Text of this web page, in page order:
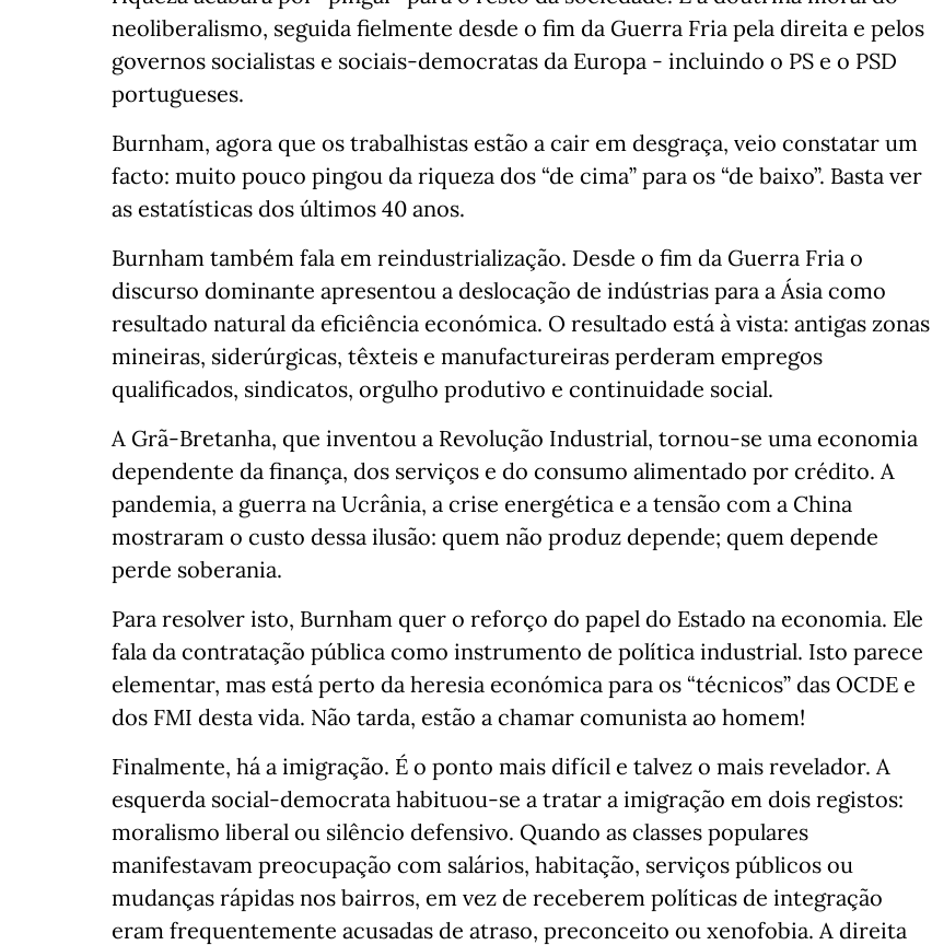
neoliberalismo, seguida fielmente desde o fim da Guerra Fria pela direita e pelos
governos socialistas e sociais-democratas da Europa - incluindo o PS e o PSD
portugueses.
Burnham, agora que os trabalhistas estão a cair em desgraça, veio constatar um
facto: muito pouco pingou da riqueza dos “de cima” para os “de baixo”. Basta ver
as estatísticas dos últimos 40 anos.
Burnham também fala em reindustrialização. Desde o fim da Guerra Fria o
discurso dominante apresentou a deslocação de indústrias para a Ásia como
resultado natural da eficiência económica. O resultado está à vista: antigas zonas
mineiras, siderúrgicas, têxteis e manufactureiras perderam empregos
qualificados, sindicatos, orgulho produtivo e continuidade social.
A Grã-Bretanha, que inventou a Revolução Industrial, tornou-se uma economia
dependente da finança, dos serviços e do consumo alimentado por crédito. A
pandemia, a guerra na Ucrânia, a crise energética e a tensão com a China
mostraram o custo dessa ilusão: quem não produz depende; quem depende
perde soberania.
Para resolver isto, Burnham quer o reforço do papel do Estado na economia. Ele
fala da contratação pública como instrumento de política industrial. Isto parece
elementar, mas está perto da heresia económica para os “técnicos” das OCDE e
dos FMI desta vida. Não tarda, estão a chamar comunista ao homem!
Finalmente, há a imigração. É o ponto mais difícil e talvez o mais revelador. A
esquerda social-democrata habituou-se a tratar a imigração em dois registos:
moralismo liberal ou silêncio defensivo. Quando as classes populares
manifestavam preocupação com salários, habitação, serviços públicos ou
mudanças rápidas nos bairros, em vez de receberem políticas de integração
eram frequentemente acusadas de atraso, preconceito ou xenofobia. A direita